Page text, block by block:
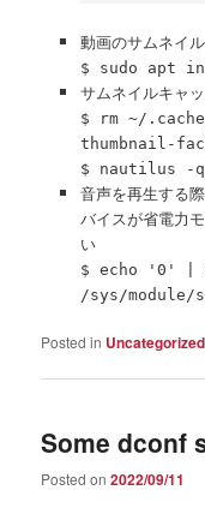
動画のサムネイル
$ sudo apt
サムネイルキャ
$ rm ~/
thumbnail-
$ nautilus -q
音声を再生する
バイスが省電力
い
$ echo '0' |
/sys/module/
Posted in Uncategorized
Some dconf
Posted on2022/09/11